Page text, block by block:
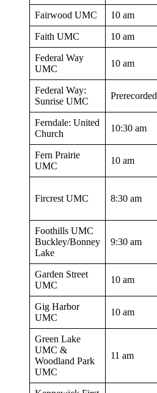
Fairwood UMC 10 am
Faith UMC 10 am
Federal Way
UMC
10 am
Federal Way:
Sunrise UMC
Prerecorded
Ferndale: United
Church
10:30 am
Fern Prairie
UMC
10 am
Fircrest UMC 8:30 am
Foothills UMC
Buckley/Bonney
Lake
9:30 am
Garden Street
UMC
10 am
Gig Harbor
UMC
10 am
Green Lake
UMC &
Woodland Park
UMC
11 am